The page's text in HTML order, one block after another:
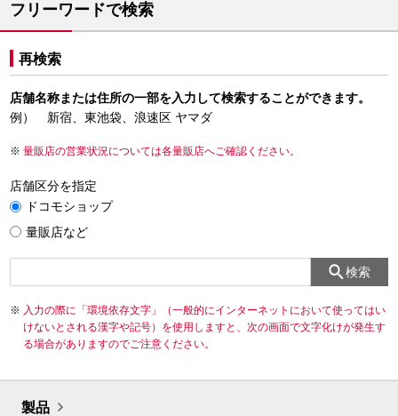
フリーワードで検索
再検索
店舗名称または住所の一部を入力して検索することができます。
例） 新宿、東池袋、浪速区 ヤマダ
量販店の営業状況については各量販店へご確認ください。
店舗区分を指定
ドコモショップ
量販店など
検索
入力の際に「環境依存文字」（一般的にインターネットにおいて使ってはい
けないとされる漢字や記号）を使用しますと、次の画面で文字化けが発生す
る場合がありますのでご注意ください。
製品